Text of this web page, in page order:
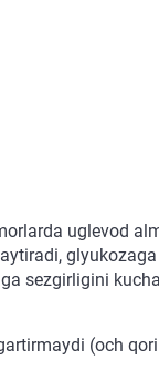
uglevod
sezgirligini
(och